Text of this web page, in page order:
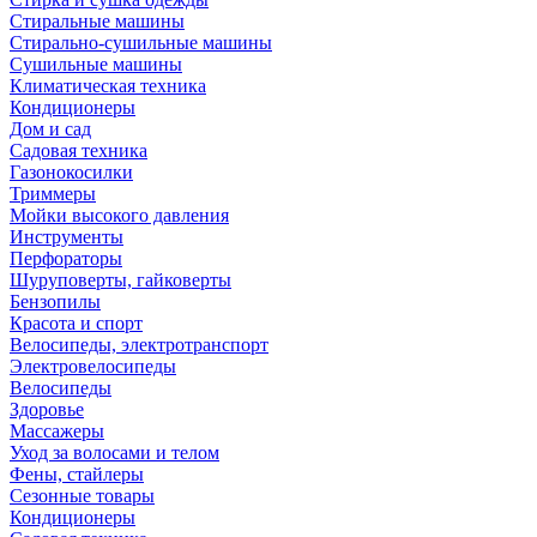
Стиральные машины
Стирально-сушильные машины
Сушильные машины
Климатическая техника
Кондиционеры
Дом и сад
Садовая техника
Газонокосилки
Триммеры
Мойки высокого давления
Инструменты
Перфораторы
Шуруповерты, гайковерты
Бензопилы
Красота и спорт
Велосипеды, электротранспорт
Электровелосипеды
Велосипеды
Здоровье
Массажеры
Уход за волосами и телом
Фены, стайлеры
Сезонные товары
Кондиционеры